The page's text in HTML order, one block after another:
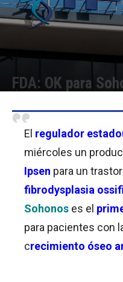
FDA: OK para
El regulador
miércoles un
Ipsen para un
fibrodysplasia
Sohonos es el
para pacientes con
crecimiento óseo